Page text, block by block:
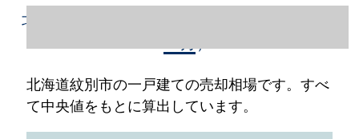
北海道紋別市の一戸建て売却情報（2023年1
北海道紋別市の一戸建ての売却相場です。すべ
て中央値をもとに算出しています。